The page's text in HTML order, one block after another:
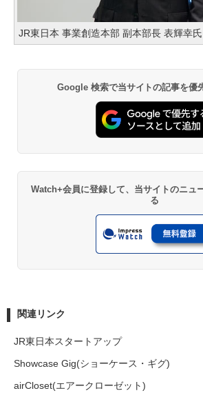
JR東日本 事業創造本部 副本部長 表輝幸氏
Google 検索で当サイトの記事を優
Watch+会員に登録して、当サイトのニュ
る
関連リンク
JR東日本スタートアップ
Showcase Gig(ショーケース・ギグ)
airCloset(エアークローゼット)